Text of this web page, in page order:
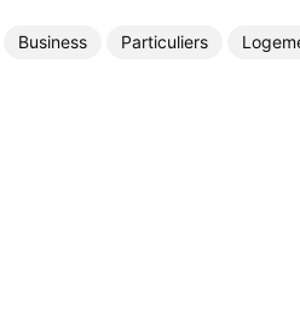
Business Particuliers